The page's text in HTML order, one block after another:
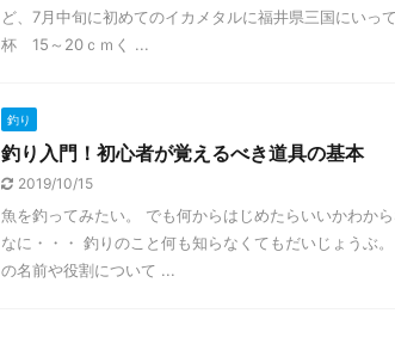
ど、7月中旬に初めてのイカメタルに福井県三国にい
杯 15～20ｃｍく ...
釣り
釣り入門！初心者が覚えるべき道具の基本
2019/10/15
魚を釣ってみたい。 でも何からはじめたらいいかわか
なに・・・ 釣りのこと何も知らなくてもだいじょうぶ
の名前や役割について ...